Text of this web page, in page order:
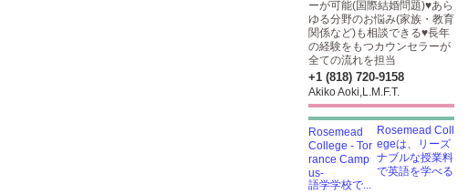
ーが可能(国際結婚問題)♥あら
ゆる分野のお悩み(家族・教育
関係など)も相談できる♥長年
の経験をもつカウンセラーが
全ての流れを担当
+1 (818) 720-9158
Akiko Aoki,L.M.F.T.
Rosemead Coll
egeは、リーズ
ナブルな授業料
で英語を学べる
語学学校で...